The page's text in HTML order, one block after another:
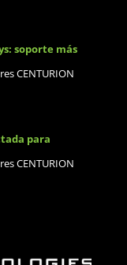
soporte más
CENTURION
para
CENTURION